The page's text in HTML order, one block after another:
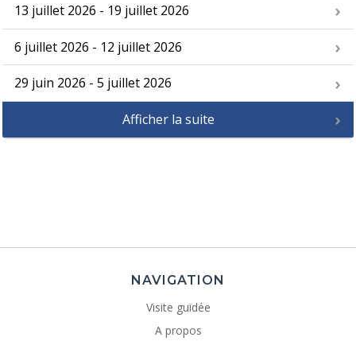
13 juillet 2026 - 19 juillet 2026
6 juillet 2026 - 12 juillet 2026
29 juin 2026 - 5 juillet 2026
Afficher la suite
NAVIGATION
Visite guidée
A propos